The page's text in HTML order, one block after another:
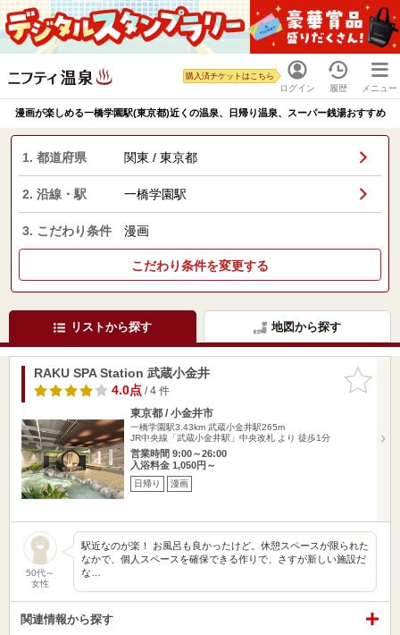
ログイン
購入済チケットはこちら
履歴 メニュー
漫画が楽しめる一橋学園駅(東京都)近くの温泉、日帰り温泉、スーパー銭湯おすすめ
1. 都道府県 関東 / 東京都
2. 沿線・駅 一橋学園駅
3. こだわり条件 漫画
こだわり条件を変更する
リストから探す 地図から探す
お気に入
りに追加
RAKU SPA Station 武蔵小金井
4.0点/ 4 件
東京都 / 小金井市
一橋学園駅3.43km 武蔵小金井駅265m
JR中央線「武蔵小金井駅」中央改札 より 徒歩1分
営業時間 9:00～26:00
入浴料金 1,050円～
日帰り 漫画
50代～
女性
駅近なのが楽！ お風呂も良かったけど。休憩スペースが限られた
なかで、個人スペースを確保できる作りで、さすが新しい施設だ
な…
関連情報から探す